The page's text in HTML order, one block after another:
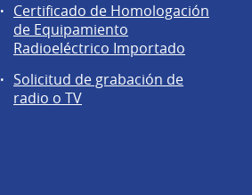
Certificado de Homologación
de Equipamiento
Radioeléctrico Importado
Solicitud de grabación de
radio o TV